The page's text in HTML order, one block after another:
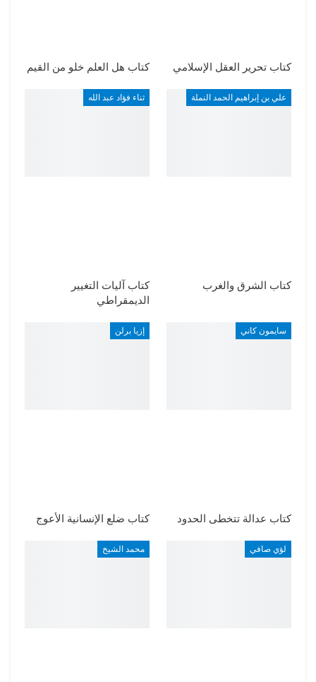
كتاب تحرير العقل الإسلامي كتاب هل العلم خلو من القيم
علي بن إبراهيم الحمد النملة
كتاب الشرق والغرب
ثناء فؤاد عبد الله
كتاب آليات التغيير
الديمقراطي
سايمون كاني
كتاب عدالة تتخطى الحدود
إزيا برلن
كتاب ضلع الإنسانية الأعوج
لؤي صافي محمد الشيخ